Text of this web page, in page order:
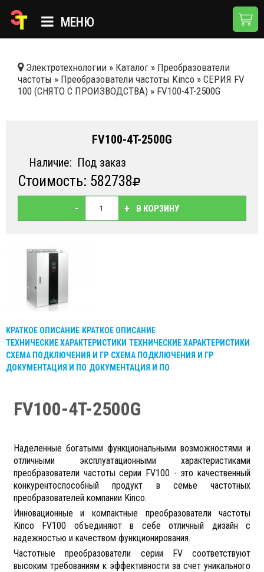
МЕНЮ
КАТАЛОГ
НОВОСТИ
ДОСТАВКА И ОПЛАТА
КОНТАКТЫ
Электротехнологии » Каталог » Преобразователи
частоты » Преобразователи частоты Kinco » СЕРИЯ FV
100 (СНЯТО С ПРОИЗВОДСТВА) » FV100-4T-2500G
FV100-4T-2500G
Наличие: Под заказ
Стоимость: 582738
- + В КОРЗИНУ
КРАТКОЕ ОПИСАНИЕ КРАТКОЕ ОПИСАНИЕ
ТЕХНИЧЕСКИЕ ХАРАКТЕРИСТИКИ ТЕХНИЧЕСКИЕ ХАРАКТЕРИСТИКИ
СХЕМА ПОДКЛЮЧЕНИЯ И ГР СХЕМА ПОДКЛЮЧЕНИЯ И ГР
ДОКУМЕНТАЦИЯ И ПО ДОКУМЕНТАЦИЯ И ПО
FV100-4T-2500G
Наделенные богатыми функциональными возможностями и
отличными эксплуатационными характеристиками
преобразователи частоты серии FV100 - это качественный
конкурентоспособный продукт в семье частотных
преобразователей компании Kinco.
Инновационные и компактные преобразователи частоты
Kinco FV100 объединяют в себе отличный дизайн с
надежностью и качеством функционирования.
Частотные преобразователи серии FVсоответствуют
высоким требованиям к эффективности за счет уникального